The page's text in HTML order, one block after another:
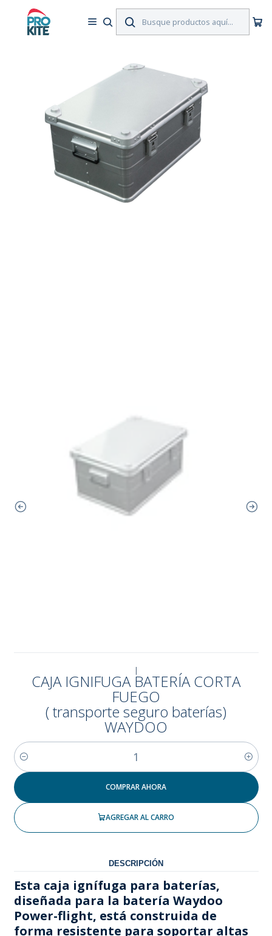
|
CAJA IGNIFUGA BATERÍA CORTA
FUEGO
( transporte seguro baterías)
WAYDOO
Cantidad
AGREGAR AL CARRO
COMPRAR AHORA
DESCRIPCIÓN
Esta caja ignífuga para baterías,
diseñada para la batería Waydoo
Power-flight, está construida de
forma resistente para soportar altas